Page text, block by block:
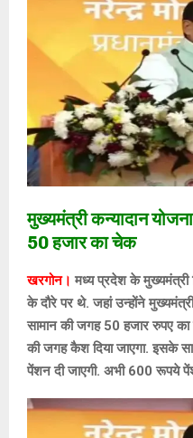
मुख्यमंत्री कन्यादान
50 हजार का चेक
खरगोन। मध्य प्रदेश के मुख्यमंत्री
के दौरे पर थे. जहां उन्होंने
सामान की जगह 50 हजार रुपए
की जगह कैश दिया जाएगा. इसके
पेंशन दी जाएगी. अभी 600 रूपये